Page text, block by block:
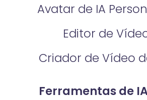
Avatar de IA
Editor de
Criador de Vídeo
Ferramentas de